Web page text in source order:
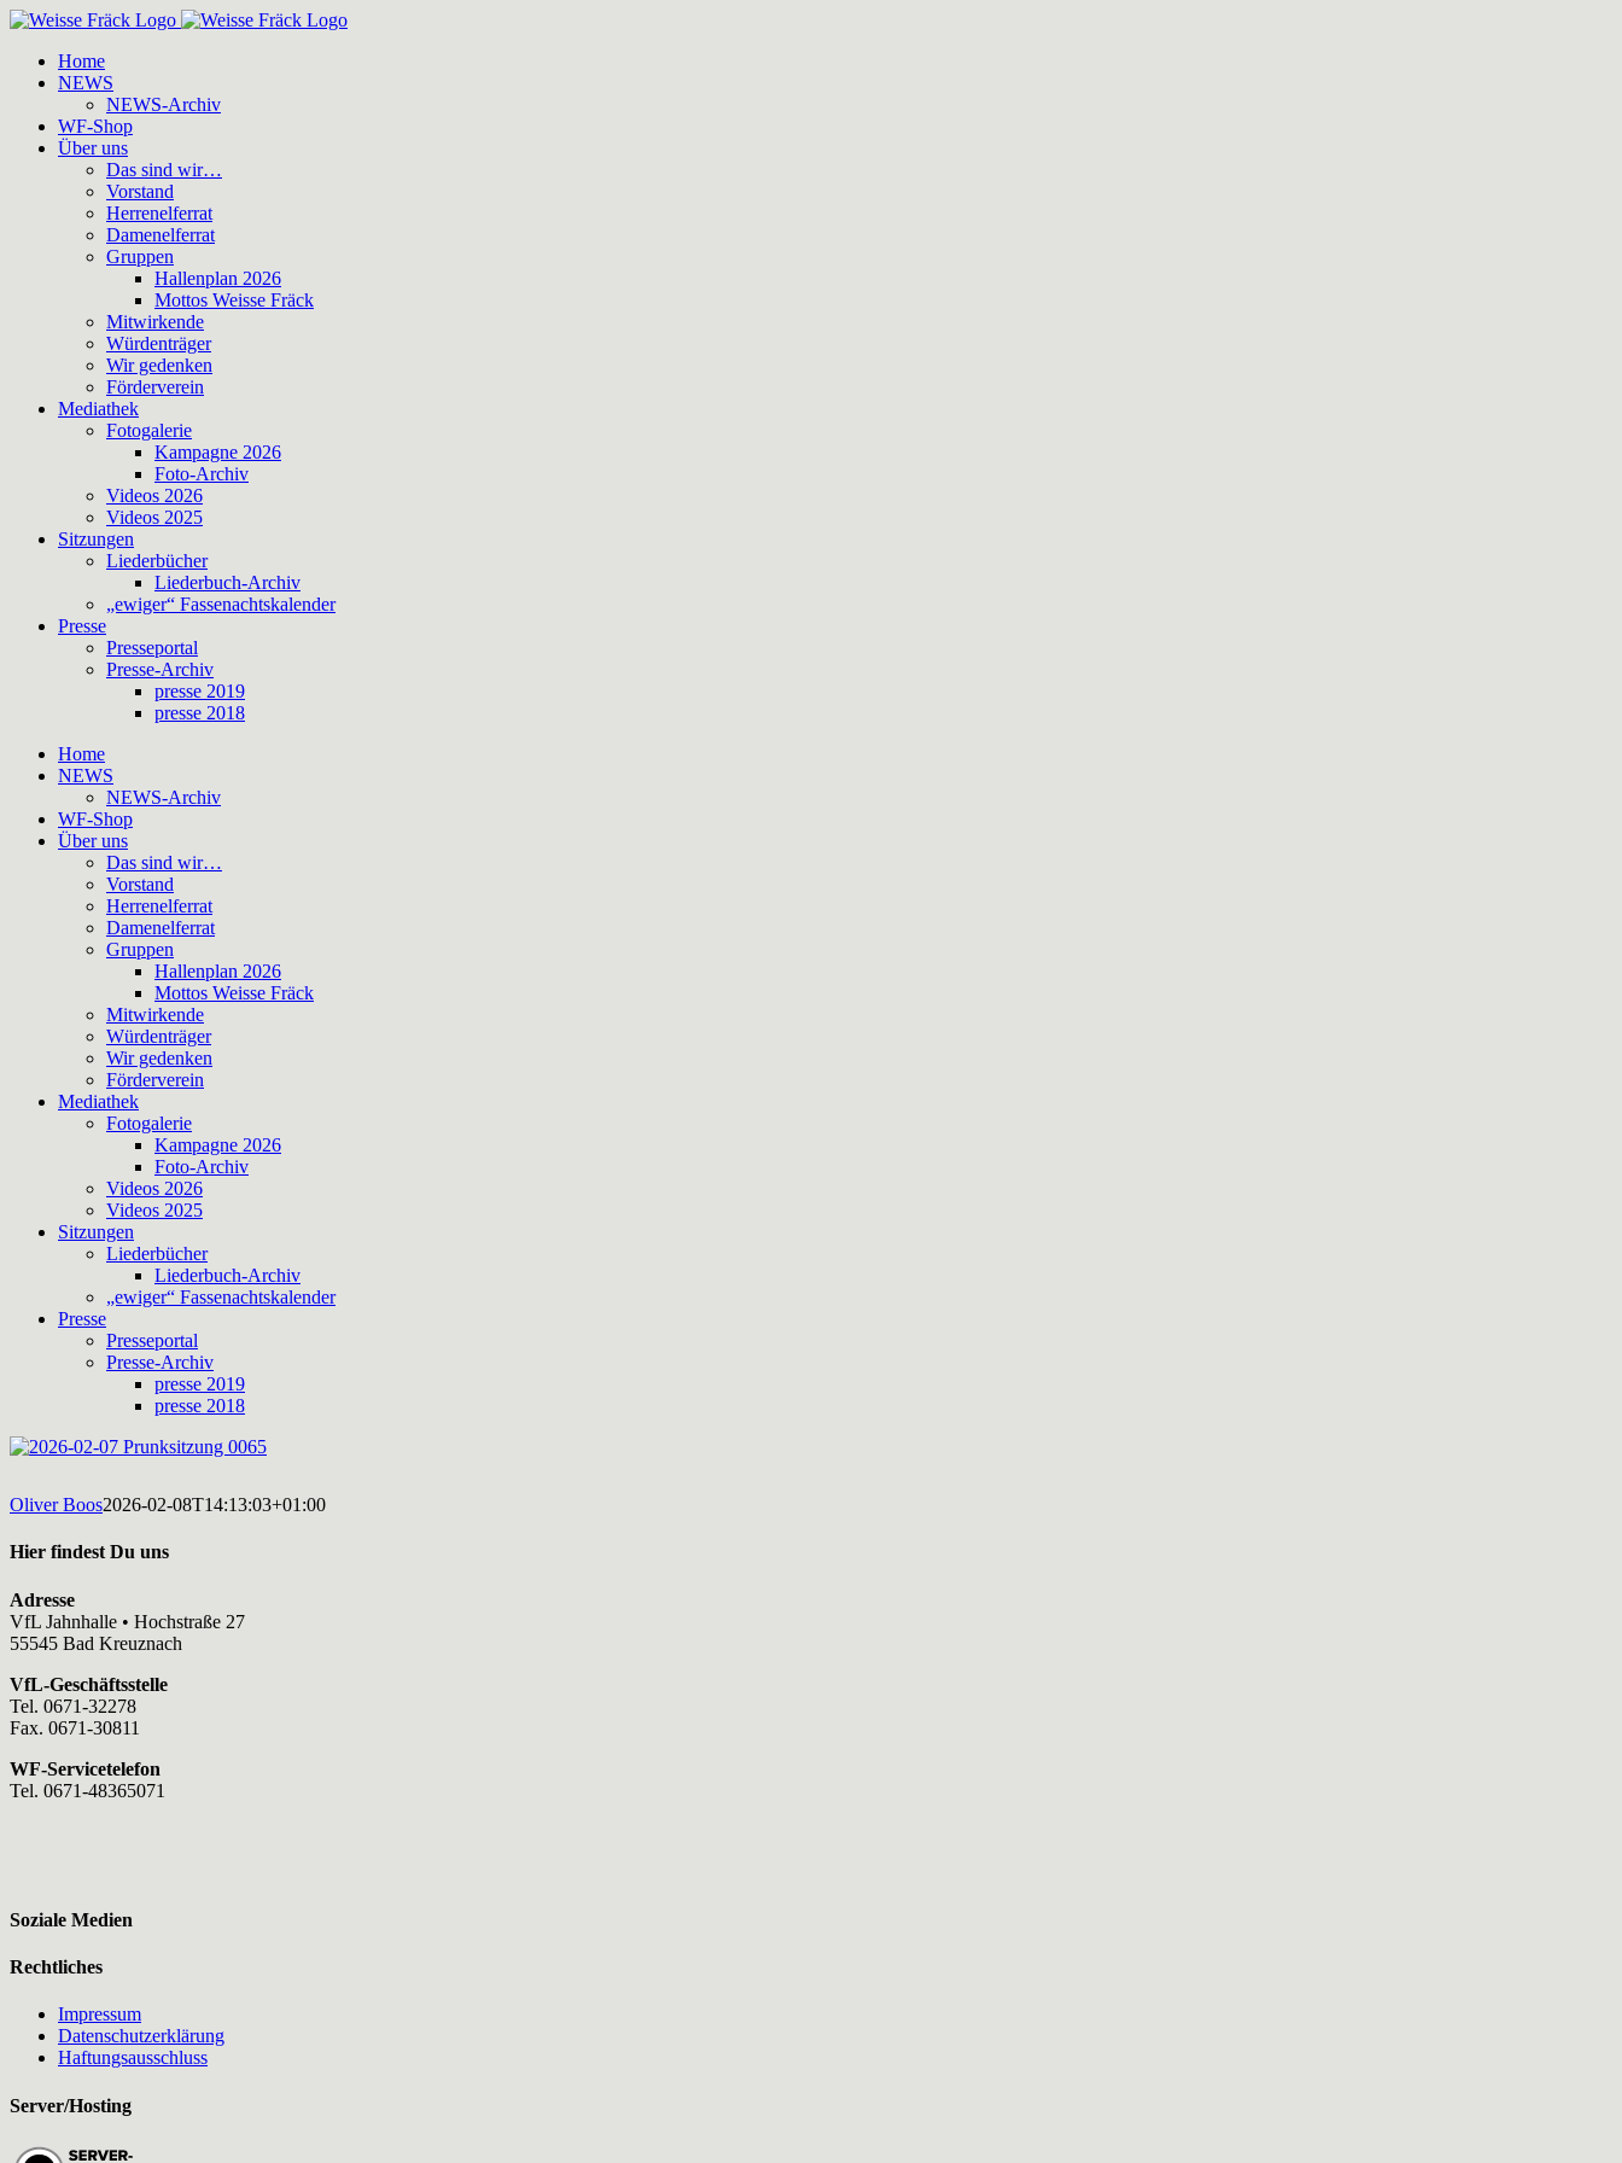
Zum
springenHome
NEWS
NEWS-Archiv
WF-Shop
Über uns
Das sind wir…
Vorstand
Herrenelferrat
Damenelferrat
Gruppen
Hallenplan 2026
Mottos Weisse Fräck
Mitwirkende
Würdenträger
Wir gedenken
Förderverein
Mediathek
Fotogalerie
Kampagne 2026
Foto-Archiv
Videos 2026
Videos 2025
Sitzungen
Liederbücher
Liederbuch-Archiv
„ewiger“ Fassenachtskalender
Presse
Presseportal
Presse-Archiv
presse 2019
presse 2018
Home
NEWS
NEWS-Archiv
WF-Shop
Über uns
Das sind wir…
Vorstand
Herrenelferrat
Damenelferrat
Gruppen
Hallenplan 2026
Mottos Weisse Fräck
Mitwirkende
Würdenträger
Wir gedenken
Förderverein
Mediathek
Fotogalerie
Kampagne 2026
Foto-Archiv
Videos 2026
Videos 2025
Sitzungen
Liederbücher
Liederbuch-Archiv
„ewiger“ Fassenachtskalender
Presse
Presseportal
Presse-Archiv
presse 2019
presse 2018
Oliver Boos2026-02-08T14:13:03+01:00
Hier findest Du uns
Adresse
VfL Jahnhalle • Hochstraße 27
55545 Bad Kreuznach
VfL-Geschäftsstelle
Tel. 0671-32278
Fax. 0671-30811
WF-Servicetelefon
Tel. 0671-48365071
Soziale Medien
Rechtliches
Impressum
Datenschutzerklärung
Haftungsausschluss
Server/Hosting